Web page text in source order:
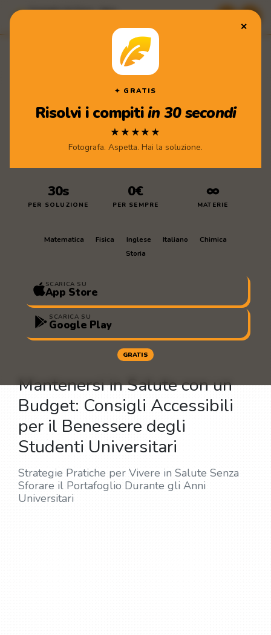
Compiti di Casa · App
✕
✦ GRATIS
Risolvi i compitiin 30 secondi
★★★★★
Fotografa. Aspetta. Hai la soluzione.
30s
PER SOLUZIONE
0€
PER SEMPRE
∞
MATERIE
Matematica Fisica Inglese Italiano
Chimica
Storia
SCARICA SU
App Store
SCARICA SU
Google Play
GRATIS
Mantenersi in Salute con un
Budget: Consigli Accessibili
per il Benessere degli
Studenti Universitari
Strategie Pratiche per Vivere in Salute Senza
Sforare il Portafoglio Durante gli Anni
Universitari